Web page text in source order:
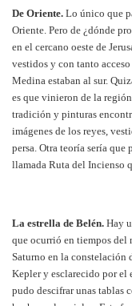
De Oriente. Lo único que
Oriente. Pero de ¿dónde
en el cercano oeste de
vestidos y con tanto
Medina estaban al sur.
es que vinieron de la
tradición y pinturas
imágenes de los reyes,
persa. Otra teoría sería
llamada Ruta del Incienso
La estrella de Belén. Hay
que ocurrió en tiempos del
Saturno en la constelación
Kepler y esclarecido por el
pudo descifrar unas tablas